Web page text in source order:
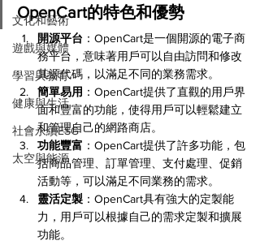
文化和藝術
遊戲與媒體
學習與教育
健康與生活
社會永續ESG
太空與能源
OpenCart的特色和優勢
開源平台 ：OpenCart是一個開源的電子商
務平台，意味著用戶可以自由訪問和修改
其源代碼，以滿足不同的業務需求。
簡單易用 ：OpenCart提供了直觀的用戶界
面和豐富的功能，使得用戶可以輕鬆建立
和管理自己的網路商店。
功能豐富 ：OpenCart提供了許多功能，包
括商品管理、訂單管理、支付處理、促銷
活動等，可以滿足不同業務的需求。
靈活定製 ：OpenCart具有強大的定製能
力，用戶可以根據自己的需求定製和擴展
功能。